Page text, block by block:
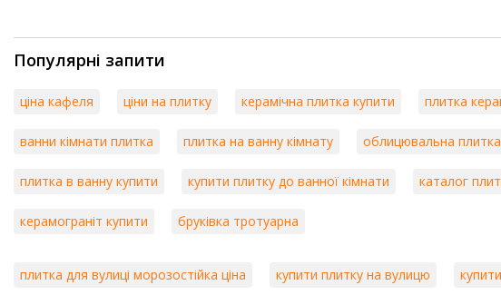
Популярні запити
ціна кафеля ціни на плитку керамічна плитка купити плитка
ванни кімнати плитка плитка на ванну кімнату облицювальна
плитка в ванну купити купити плитку до ванної кімнати каталог
керамограніт купити бруківка тротуарна
плитка для вулиці морозостійка ціна купити плитку на вулицю